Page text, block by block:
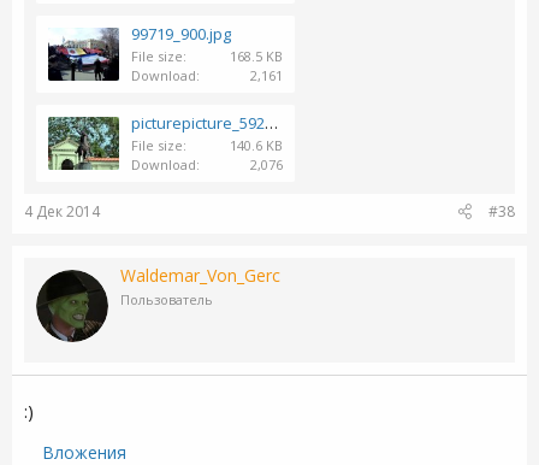
99719_900.jpg
File size
168.5 KB
Download
2,161
picturepicture_5923828149617_80681.JPG
File size
140.6 KB
Download
2,076
4 Дек 2014 #38
Waldemar_Von_Gerc
Пользователь
:)
Вложения